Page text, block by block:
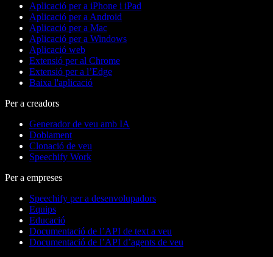
Aplicació per a iPhone i iPad
Aplicació per a Android
Aplicació per a Mac
Aplicació per a Windows
Aplicació web
Extensió per al Chrome
Extensió per a l’Edge
Baixa l'aplicació
Per a creadors
Generador de veu amb IA
Doblament
Clonació de veu
Speechify Work
Per a empreses
Speechify per a desenvolupadors
Equips
Educació
Documentació de l’API de text a veu
Documentació de l’API d’agents de veu